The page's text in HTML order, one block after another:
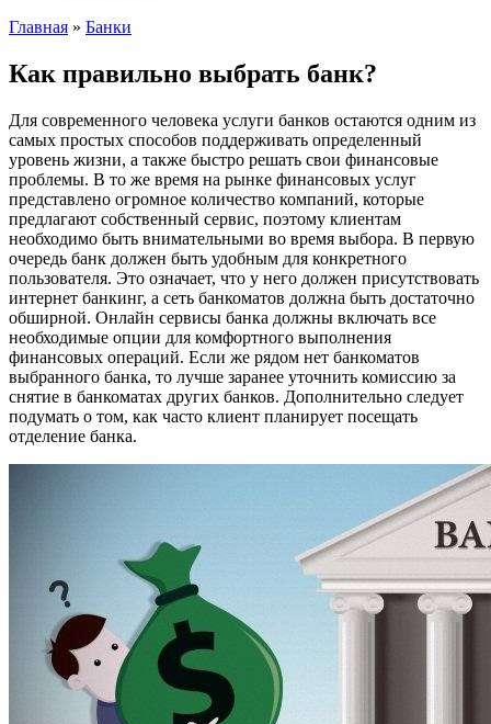
Главная » Банки
Как правильно выбрать банк?
Для современного человека услуги банков остаются одним из
самых простых способов поддерживать определенный
уровень жизни, а также быстро решать свои финансовые
проблемы. В то же время на рынке финансовых услуг
представлено огромное количество компаний, которые
предлагают собственный сервис, поэтому клиентам
необходимо быть внимательными во время выбора. В первую
очередь банк должен быть удобным для конкретного
пользователя. Это означает, что у него должен присутствовать
интернет банкинг, а сеть банкоматов должна быть достаточно
обширной. Онлайн сервисы банка должны включать все
необходимые опции для комфортного выполнения
финансовых операций. Если же рядом нет банкоматов
выбранного банка, то лучше заранее уточнить комиссию за
снятие в банкоматах других банков. Дополнительно следует
подумать о том, как часто клиент планирует посещать
отделение банка.